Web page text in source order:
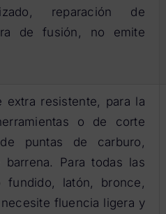
reparación de
de fusión, no emite
extra resistente, para la
o de corte
puntas de carburo,
Para todas las
fundido, latón, bronce,
fluencia ligera y